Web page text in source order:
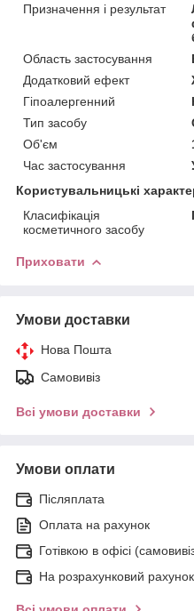
Призначення і результат
Область застосування
Додатковий ефект
Гіпоалергенний
Тип засобу
Об'єм
Час застосування
Користувальницькі
Класифікація
косметичного засобу
Приховати
Умови доставки
Нова Пошта
Самовивіз
Всі умови доставки
Умови оплати
Післяплата
Оплата на рахунок
Готівкою в офісі
На розрахунковий рахунок